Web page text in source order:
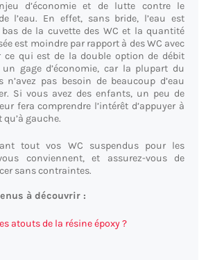
d’économie et de lutte contre le
l’eau. En effet, sans bride, l’eau est
bas de la cuvette des WC et la quantité
est moindre par rapport à des WC avec
ce qui est de la double option de débit
un gage d’économie, car la plupart du
n’avez pas besoin de beaucoup d’eau
Si vous avez des enfants, un peu de
fera comprendre l’intérêt d’appuyer à
gauche.
tout vos WC suspendus pour les
conviennent, et assurez-vous de
sans contraintes.
à découvrir :
atouts de la résine époxy ?